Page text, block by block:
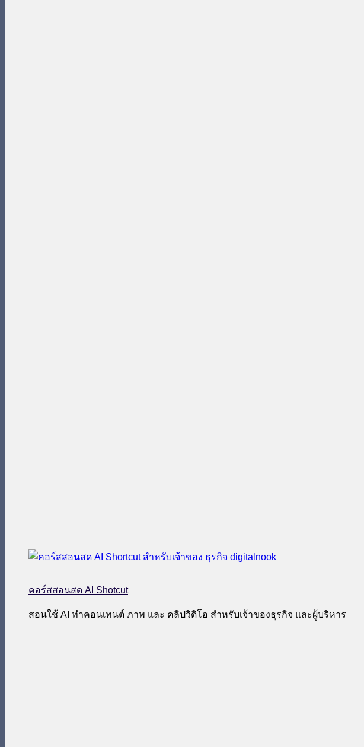
คอร์สสอนสด AI Shotcut
สอนใช้ AI ทำคอนเทนต์ ภาพ และ คลิปวิดิโอ สำหรับเจ้าของธุรกิจ และผู้บริหาร